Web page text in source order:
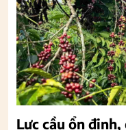
Lực cầu ổn